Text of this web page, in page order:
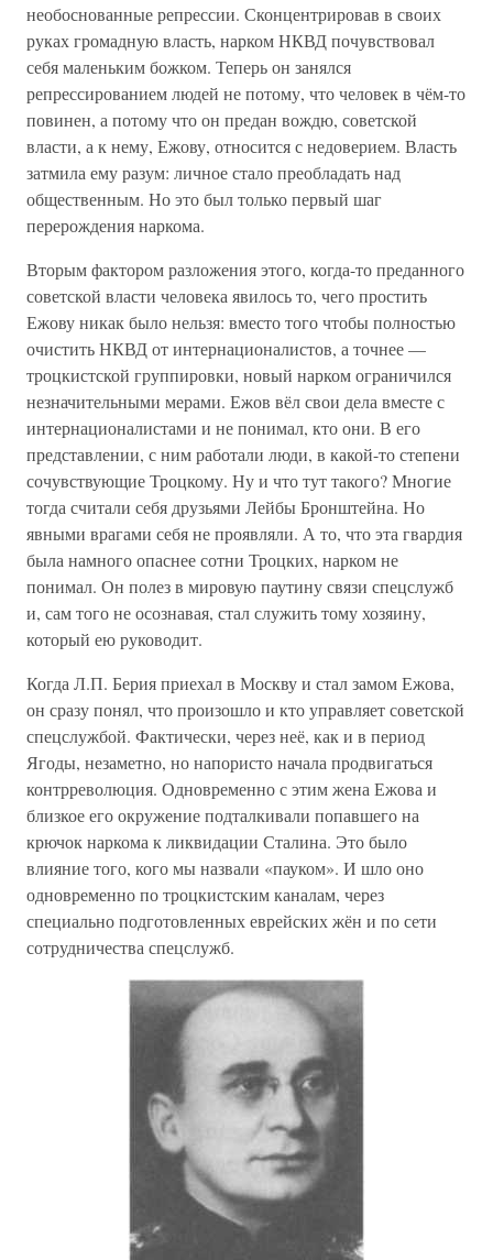
необоснованные репрессии. Сконцентрировав в своих
руках громадную власть, нарком НКВД почувствовал
себя маленьким божком. Теперь он занялся
репрессированием людей не потому, что человек в чём-то
повинен, а потому что он предан вождю, советской
власти, а к нему, Ежову, относится с недоверием. Власть
затмила ему разум: личное стало преобладать над
общественным. Но это был только первый шаг
перерождения наркома.
Вторым фактором разложения этого, когда-то преданного
советской власти человека явилось то, чего простить
Ежову никак было нельзя: вместо того чтобы полностью
очистить НКВД от интернационалистов, а точнее —
троцкистской группировки, новый нарком ограничился
незначительными мерами. Ежов вёл свои дела вместе с
интернационалистами и не понимал, кто они. В его
представлении, с ним работали люди, в какой-то степени
сочувствующие Троцкому. Ну и что тут такого? Многие
тогда считали себя друзьями Лейбы Бронштейна. Но
явными врагами себя не проявляли. А то, что эта гвардия
была намного опаснее сотни Троцких, нарком не
понимал. Он полез в мировую паутину связи спецслужб
и, сам того не осознавая, стал служить тому хозяину,
который ею руководит.
Когда Л.П. Берия приехал в Москву и стал замом Ежова,
он сразу понял, что произошло и кто управляет советской
спецслужбой. Фактически, через неё, как и в период
Ягоды, незаметно, но напористо начала продвигаться
контрреволюция. Одновременно с этим жена Ежова и
близкое его окружение подталкивали попавшего на
крючок наркома к ликвидации Сталина. Это было
влияние того, кого мы назвали «пауком». И шло оно
одновременно по троцкистским каналам, через
специально подготовленных еврейских жён и по сети
сотрудничества спецслужб.